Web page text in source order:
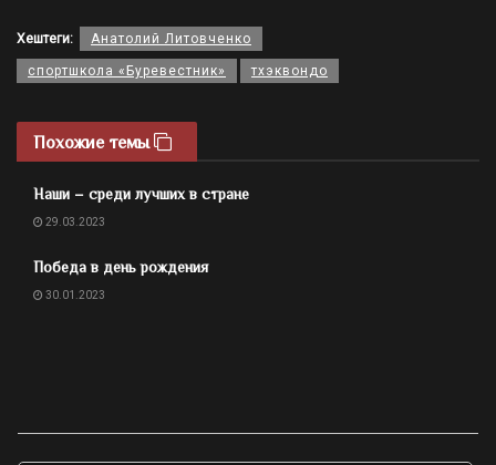
Хештеги: Анатолий Литовченко
спортшкола «Буревестник» тхэквондо
Похожие темы
Наши – среди лучших в стране
29.03.2023
Победа в день рождения
30.01.2023